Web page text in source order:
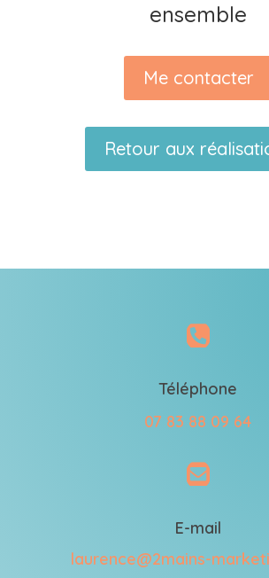
ensemble
Me contacter
Retour aux

Téléphone
07 83 88 09 64

E-mail
laurence@2mains-